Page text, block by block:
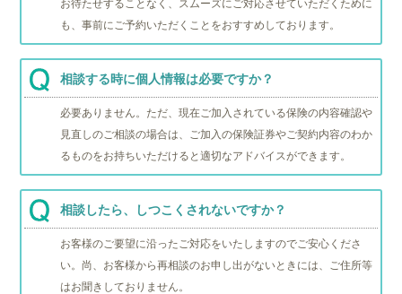
お待たせすることなく、スムーズにご対応させていただくために
も、事前にご予約いただくことをおすすめしております。
相談する時に個人情報は必要ですか？
必要ありません。ただ、現在ご加入されている保険の内容確認や
見直しのご相談の場合は、ご加入の保険証券やご契約内容のわか
るものをお持ちいただけると適切なアドバイスができます。
相談したら、しつこくされないですか？
お客様のご要望に沿ったご対応をいたしますのでご安心くださ
い。尚、お客様から再相談のお申し出がないときには、ご住所等
はお聞きしておりません。